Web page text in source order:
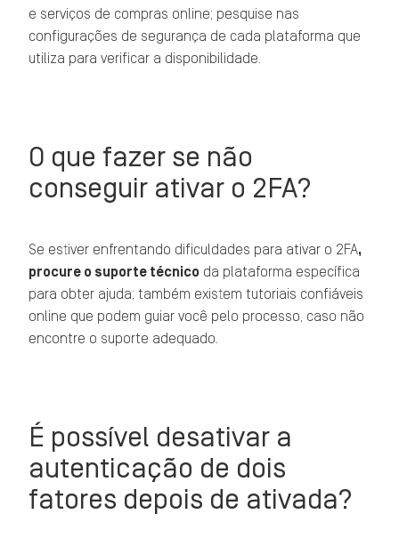
e serviços de compras online; pesquise nas
configurações de segurança de cada plataforma que
utiliza para verificar a disponibilidade.
O que fazer se não
conseguir ativar o 2FA?
Se estiver enfrentando dificuldades para ativar o 2FA,
procure o suporte técnico da plataforma específica
para obter ajuda; também existem tutoriais confiáveis
online que podem guiar você pelo processo, caso não
encontre o suporte adequado.
É possível desativar a
autenticação de dois
fatores depois de ativada?